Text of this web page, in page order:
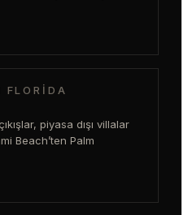
FLORIDA
piyasa dışı villalar
Beach’ten Palm